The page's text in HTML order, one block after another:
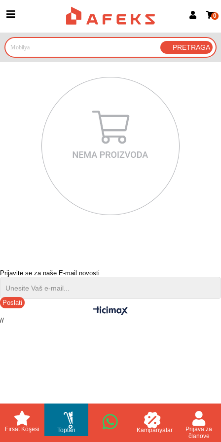
Prijava za članove
Prijavite se Google nalogom
0
Prijavite se za naše E-mail novosti
Poslati
//
Fırsat Köşesi Toptan Kampanyalar
Prijava za
članove